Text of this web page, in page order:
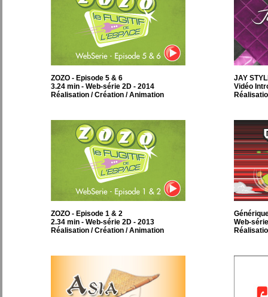
ZOZO - Episode 5 & 6
3.24 min - Web-série 2D - 2014
Réalisation / Création / Animation
JAY
Vidéo
ZOZO - Episode 1 & 2
2.34 min - Web-série 2D - 2013
Réalisation / Création / Animation
Web-